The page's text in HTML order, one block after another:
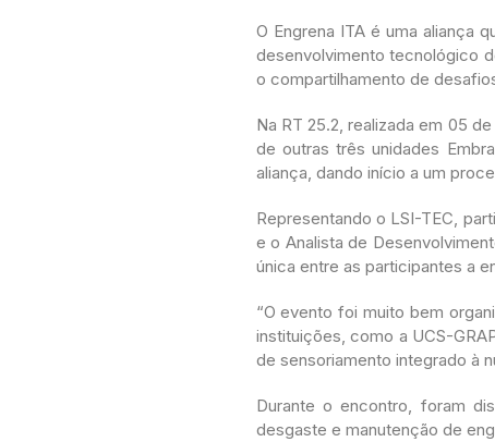
o
k
O Engrena ITA é uma aliança
desenvolvimento tecnológico
o compartilhamento de
Na RT 25.2, realizada em 05
de outras três unidades
aliança, dando início a um
Representando o LSI-TEC,
e o Analista de
única entre as participantes a
“O evento foi muito bem
instituições, como a UCS-
de sensoriamento integrado à
Durante o encontro, foram
desgaste e manutenção de